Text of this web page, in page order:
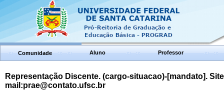
Comunidade Aluno Professor
Representação Discente. (cargo-situacao)-[mandato].
mail:prae@contato.ufsc.br